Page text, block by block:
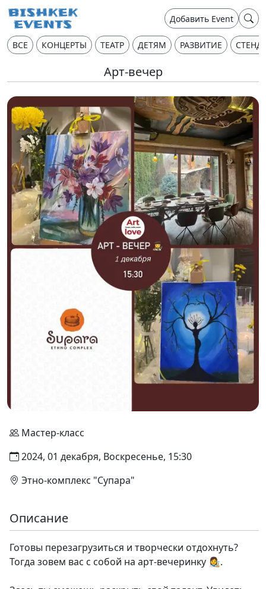
Добавить Event
ВСЕ КОНЦЕРТЫ ТЕАТР ДЕТЯМ РАЗВИТИЕ
Арт-вечер
Мастер-класс
2024, 01 декабря, Воскресенье, 15:30
Этно-комплекс "Супара"
Описание
Готовы перезагрузиться и творчески отдохнуть?
Тогда зовем вас с собой на арт-вечеринку 👩‍🎨.